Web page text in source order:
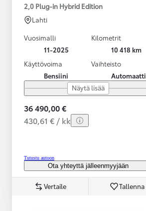
2,0 Plug-in Hybrid Edition
Lahti
Vuosimalli
11-2025
Kilometrit
10 418 km
Käyttövoima
Bensiini
Vaihteisto
Automaatti
Näytä lisää
36 490,00 €
430,61 € / kk
Tutustu autoon
Ota yhteyttä jälleenmyyjään
Vertaile Tallenna